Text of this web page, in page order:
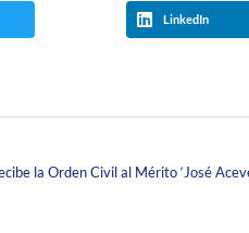
LinkedIn